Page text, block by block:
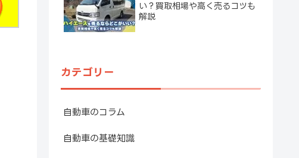
い？買取相場や高く売るコツも
解説
カテゴリー
自動車のコラム
自動車の基礎知識